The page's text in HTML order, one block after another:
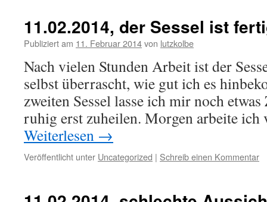
11.02.2014, der Sessel ist
Publiziert am 11. Februar 2014von lutzkolbe
Nach vielen Stunden Arbeit ist der
selbst überrascht, wie gut ich es
zweiten Sessel lasse ich mir noch
ruhig erst zuheilen. Morgen arbeite
Weiterlesen →
Veröffentlicht unter Uncategorized | Schreib einen Kommentar